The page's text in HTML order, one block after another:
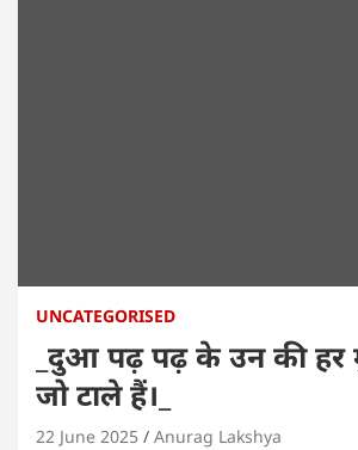
UNCATEGORISED
_दुआ पढ़ पढ़ के उन की हर
जो टाले हैं।_
22 June 2025 Anurag Lakshya